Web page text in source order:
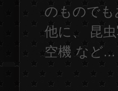
のもので
他に、 昆
空機 など...